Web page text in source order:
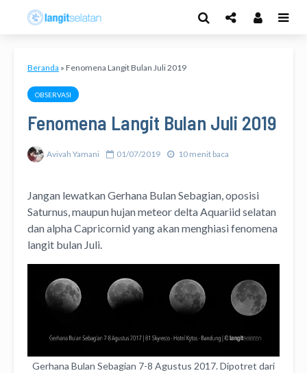
Beranda » Fenomena Langit Bulan Juli 2019
OBSERVASI
Fenomena Langit Bulan Juli 2019
Avivah Yamani 01/07/2019 10 menit baca
Jangan lewatkan Gerhana Bulan Sebagian, oposisi
Saturnus, maupun hujan meteor delta Aquariid selatan
dan alpha Capricornid yang akan menghiasi fenomena
langit bulan Juli.
Gerhana Bulan Sebagian 7-8 Agustus 2017. Dipotret dari